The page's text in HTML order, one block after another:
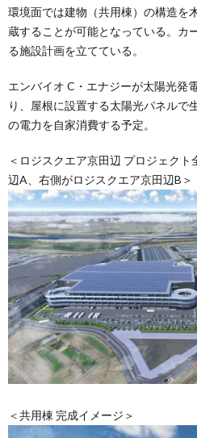
環境面では建物（共用棟）の構造を
蔵することが可能となっている。カ
る施設計画を立てている。
エンバイオ C・エナジーが太陽光発
り、屋根に設置する太陽光パネルで
の電力を自家消費する予定。
＜ロジスクエア京田辺 プロジェク
辺A、右側がロジスクエア京田辺B＞
＜共用棟 完成イメージ＞